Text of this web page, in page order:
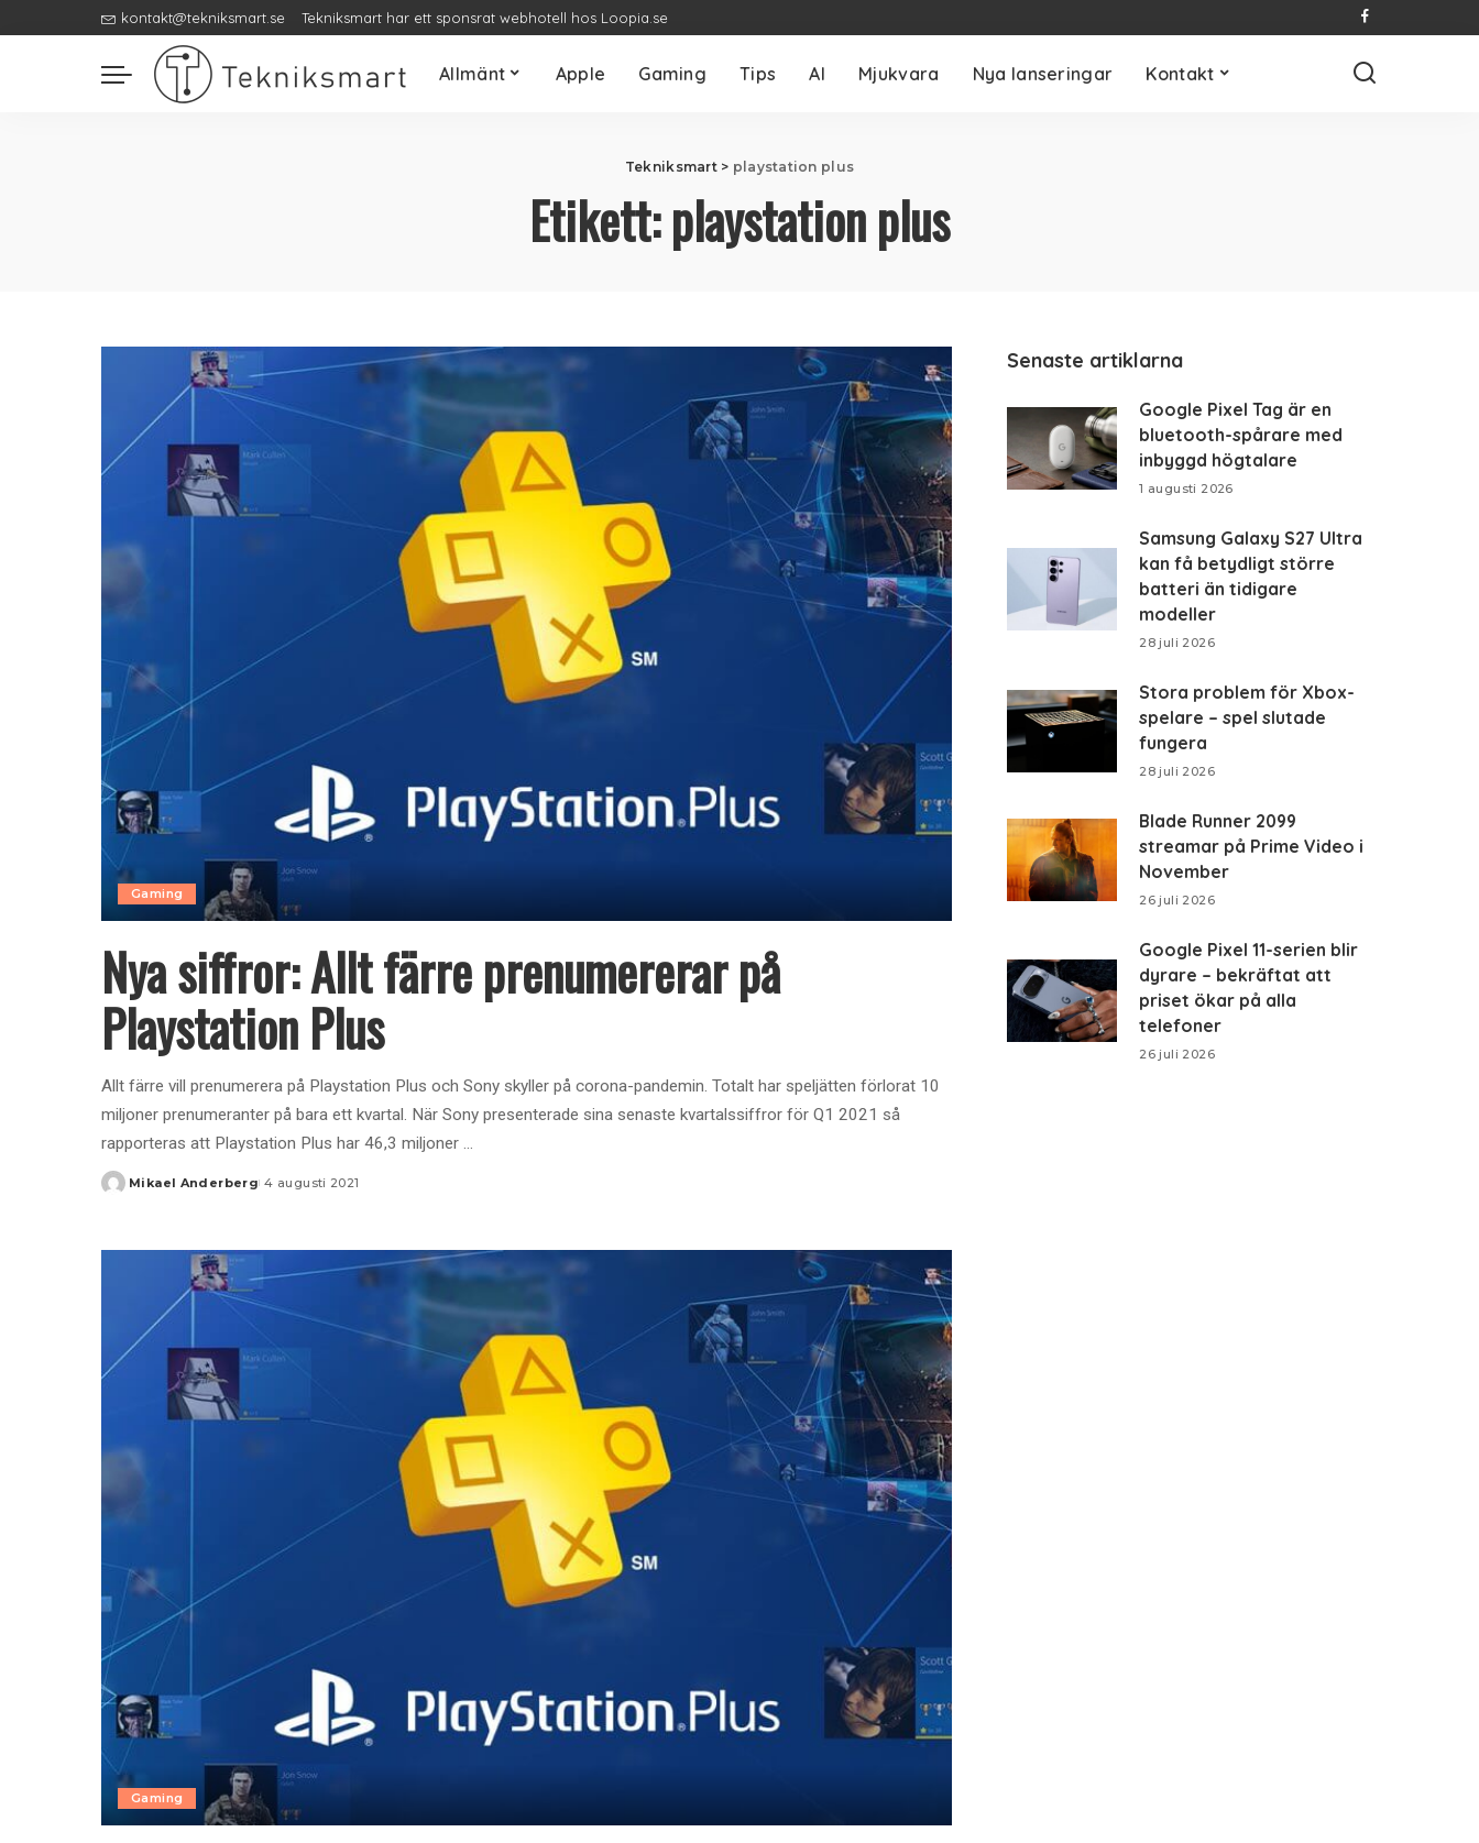
kontakt@tekniksmart.se Tekniksmart har ett sponsrat webhotell hos Loopia.se
Allmänt Apple Gaming Tips AI Mjukvara Nya lanseringar Kontakt
Tekniksmart> playstation plus
Etikett:playstation plus
Gaming
Nya siffror: Allt färre prenumererar på
Playstation Plus
Allt färre vill prenumerera på Playstation Plus och Sony skyller på corona-pandemin. Totalt har speljätten förlorat 10
miljoner prenumeranter på bara ett kvartal. När Sony presenterade sina senaste kvartalssiffror för Q1 2021 så
rapporteras att Playstation Plus har 46,3 miljoner ...
Posted
Mikael Anderberg 4 augusti 2021
Gaming
Senaste artiklarna
Google Pixel Tag är en
bluetooth-spårare med
inbyggd högtalare
1 augusti 2026
Samsung Galaxy S27 Ultra
kan få betydligt större
batteri än tidigare
modeller
28 juli 2026
Stora problem för Xbox-
spelare – spel slutade
fungera
28 juli 2026
Blade Runner 2099
streamar på Prime Video i
November
26 juli 2026
Google Pixel 11-serien blir
dyrare – bekräftat att
priset ökar på alla
telefoner
26 juli 2026